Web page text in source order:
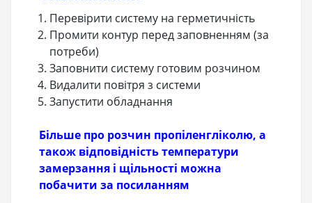
Перевірити систему на герметичність
Промити контур перед заповненням (за
потреби)
Заповнити систему готовим розчином
Видалити повітря з системи
Запустити обладнання
Більше про розчин пропіленгліколю, а
також відповідність температури
замерзання і щільності можна
побачити за посиланням